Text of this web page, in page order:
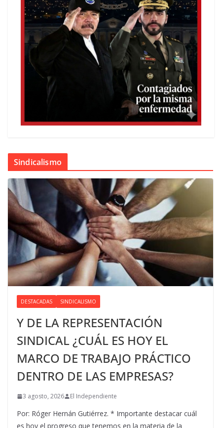
Sindicalismo
DESTACADAS SINDICALISMO
Y DE LA REPRESENTACIÓN
SINDICAL ¿CUÁL ES HOY EL
MARCO DE TRABAJO PRÁCTICO
DENTRO DE LAS EMPRESAS?
3 agosto, 2026 El Independiente
Por: Róger Hernán Gutiérrez. * Importante destacar cuál
es hoy el progreso que tenemos en la materia de la